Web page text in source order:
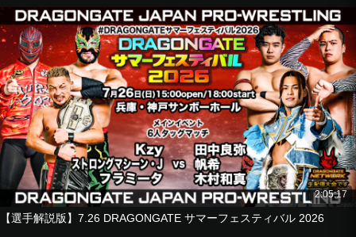
Yasushi Kanda
vs
Madoka Kikuta
KAI
ISHIN
Yoshiki Kato
■Singles Match
Kota Minoura
vs
Jason Lee
■Open the Dream Gate Championship No. 1 Contender Matc
h
2:05:17
【選手解説版】7.26 DRAGONGATE サマーフェスティバル 2026